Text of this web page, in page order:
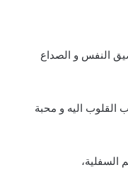
النفس و الصداع
اليه و محبة